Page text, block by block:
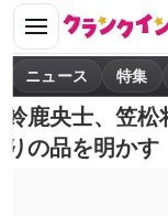
ニュース 特集
鈴鹿央士、笠
りの品を明か